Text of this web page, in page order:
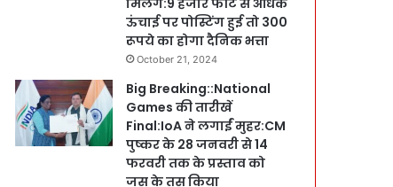
ऊंचाई पर पोस्टिंग हुई तो 300
रूपये का होगा दैनिक भत्ता
October 21, 2024
Big Breaking::National
Games की तारीखें
Final:IoA ने लगाईं मुहर:CM
पुष्कर के 28 जनवरी से 14
फरवरी तक के प्रस्ताव को
जस के तस किया